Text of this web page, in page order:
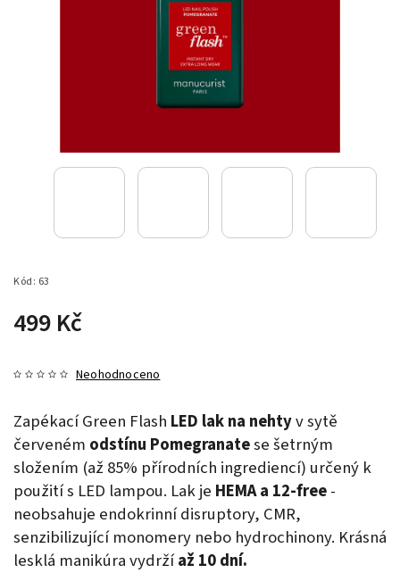
Kód: 63
499 Kč
Neohodnoceno
Zapékací Green Flash LED lak na nehtyv sytě
červeném odstínu Pomegranatese šetrným
složením (až 85% přírodních ingrediencí) určený k
použití s LED lampou. Lak je HEMA a 12-free-
neobsahuje endokrinní disruptory, CMR,
senzibilizující monomery nebo hydrochinony. Krásná
lesklá manikúra vydržíaž 10 dní.